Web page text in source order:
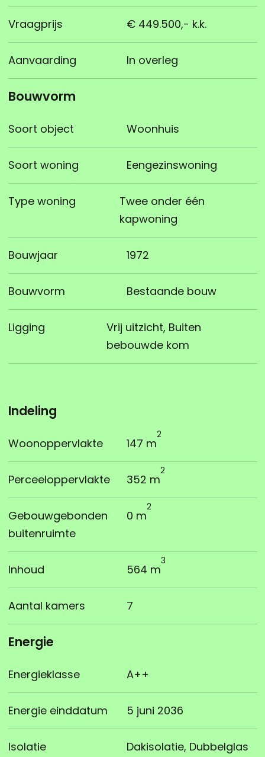
Vraagprijs € 449.500,- k.k.
Aanvaarding In overleg
Bouwvorm
Soort object Woonhuis
Soort woning Eengezinswoning
Type woning
Twee onder één
kapwoning
Bouwjaar 1972
Bouwvorm Bestaande bouw
Ligging
Vrij uitzicht, Buiten
bebouwde kom
Indeling
Woonoppervlakte 147 m
2
Perceeloppervlakte 352 m
2
Gebouwgebonden
buitenruimte
0 m
2
Inhoud 564 m
3
Aantal kamers 7
Energie
Energieklasse A++
Energie einddatum 5 juni 2036
Isolatie Dakisolatie, Dubbelglas